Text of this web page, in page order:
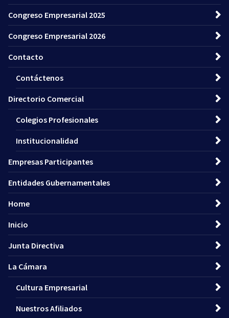
Congreso Empresarial 2025
Congreso Empresarial 2026
Contacto
Contáctenos
Directorio Comercial
Colegios Profesionales
Institucionalidad
Empresas Participantes
Entidades Gubernamentales
Home
Inicio
Junta Directiva
La Cámara
Cultura Empresarial
Nuestros Afiliados